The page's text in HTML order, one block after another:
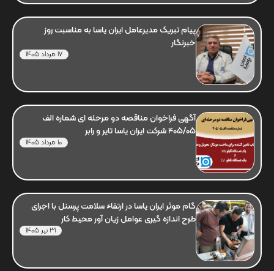
پیام تبریک مدیرعامل ایران یاسا به مناسبت روز
خبرنگار
17 مرداد 1405
آگهی فراخوان مناقصه دو مرحله ای شماره الف
405/05 شرکت ایران یاسا تایر و رابر
10 مرداد 1405
گام موثر ایران یاسا در ارتقاء سلامت پرسنل با اجرای
طرح اندازه گیری عوامل زیان آور محیط کار
31 تیر 1405